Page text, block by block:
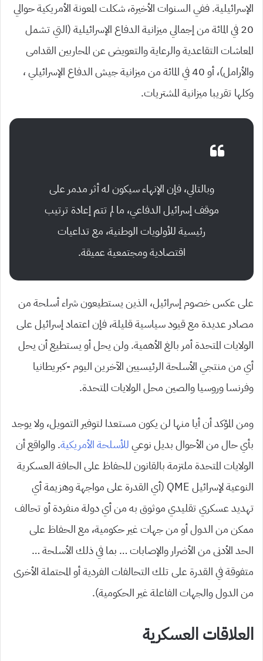
الإسرائيلية. ففي السنوات الأخيرة، شكلت المعونة الأمريكية حوالي
20 في المائة من إجمالي ميزانية الدفاع الإسرائيلية (التي تشمل
المعاشات التقاعدية والرعاية والتعويض عن المحاربين القدامى
والأرامل)، أو 40 في المائة من ميزانية جيش الدفاع الإسرائيلي ،
وكلها تقريبا ميزانية المشتريات.
وبالتالي، فإن الإنهاء سيكون له أثر مدمر على
موقف إسرائيل الدفاعي، ما لم تتم إعادة ترتيب
رئيسية للأولويات الوطنية، مع تداعيات
اقتصادية ومجتمعية عميقة.
على عكس خصوم إسرائيل، الذين يستطيعون شراء أسلحة من
مصادر عديدة مع قيود سياسية قليلة، فإن اعتماد إسرائيل على
الولايات المتحدة أمر بالغ الأهمية. ولن يحل أو يستطيع أن يحل
أي من منتجي الأسلحة الرئيسيين الآخرين اليوم -كبريطانيا
وفرنسا وروسيا والصين محل الولايات المتحدة.
ومن المؤكد أن أيا منها لن يكون مستعدا لتوفير التمويل، ولا يوجد
بأي حال من الأحوال بديل نوعيللأسلحة الأمريكية. والواقع أن
الولايات المتحدة ملتزمة بالقانون للحفاظ على الحافة العسكرية
النوعية لإسرائيل QME (أي القدرة على مواجهة وهزيمة أي
تهديد عسكري تقليدي موثوق به من أي دولة منفردة أو تحالف
ممكن من الدول أو من جهات غير حكومية، مع الحفاظ على
الحد الأدنى من الأضرار والإصابات … بما في ذلك الأسلحة …
متفوقة في القدرة على تلك التحالفات الفردية أو المحتملة الأخرى
من الدول والجهات الفاعلة غير الحكومية).
العلاقات العسكرية